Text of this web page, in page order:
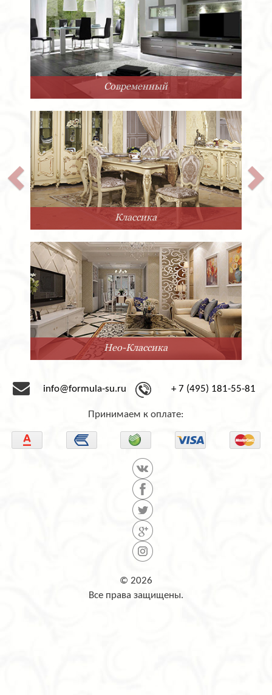
Современный
Классика
Нео-Классика
info@formula-su.ru + 7 (495) 181-55-81
Принимаем к оплате:
© 2026
Все права защищены.